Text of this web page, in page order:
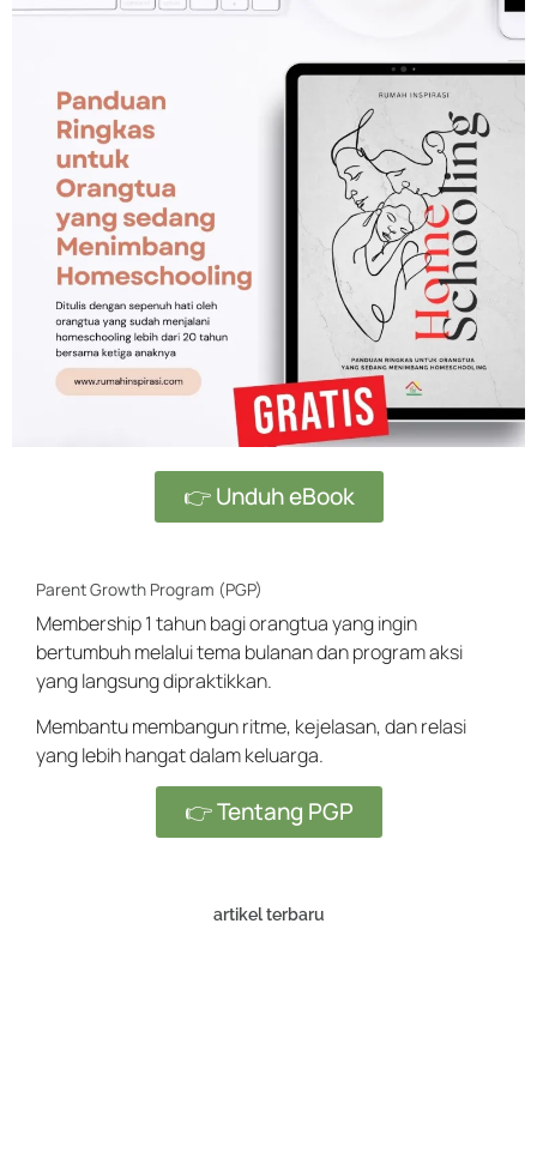
👉 Unduh eBook
Parent Growth Program (PGP)
Membership 1 tahun bagi orangtua yang ingin
bertumbuh melalui tema bulanan dan program aksi
yang langsung dipraktikkan.
Membantu membangun ritme, kejelasan, dan relasi
yang lebih hangat dalam keluarga.
👉 Tentang PGP
artikel terbaru